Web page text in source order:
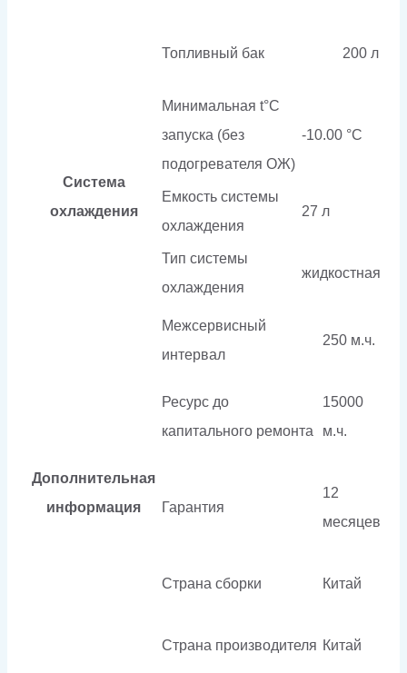
Топливный бак 200 л
Система
охлаждения
Минимальная t°С
запуска (без
подогревателя ОЖ)
-10.00 °С
Емкость системы
охлаждения
27 л
Тип системы
охлаждения
жидкостная
Дополнительная
информация
Межсервисный
интервал
250 м.ч.
Ресурс до
капитального ремонта
15000
м.ч.
Гарантия
12
месяцев
Страна сборки Китай
Страна производителя Китай